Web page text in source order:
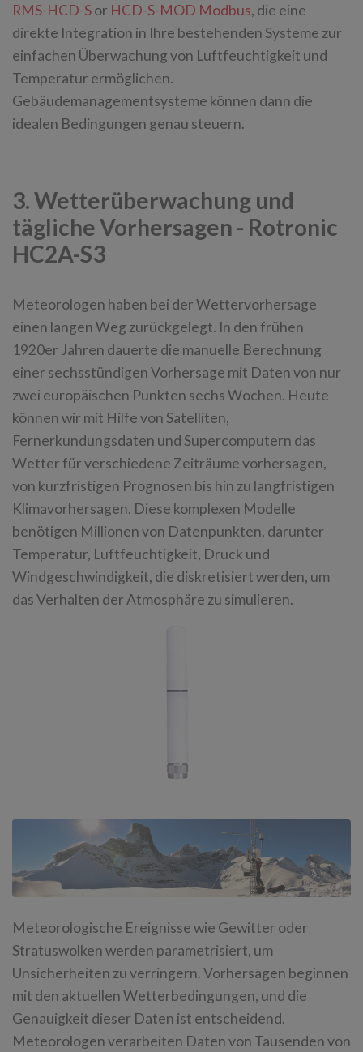
RMS-HCD-Sor HCD-S-MOD Modbus, die eine
direkte Integration in Ihre bestehenden Systeme zur
einfachen Überwachung von Luftfeuchtigkeit und
Temperatur ermöglichen.
Gebäudemanagementsysteme können dann die
idealen Bedingungen genau steuern.
3. Wetterüberwachung und
tägliche Vorhersagen - Rotronic
HC2A-S3
Meteorologen haben bei der Wettervorhersage
einen langen Weg zurückgelegt. In den frühen
1920er Jahren dauerte die manuelle Berechnung
einer sechsstündigen Vorhersage mit Daten von nur
zwei europäischen Punkten sechs Wochen. Heute
können wir mit Hilfe von Satelliten,
Fernerkundungsdaten und Supercomputern das
Wetter für verschiedene Zeiträume vorhersagen,
von kurzfristigen Prognosen bis hin zu langfristigen
Klimavorhersagen. Diese komplexen Modelle
benötigen Millionen von Datenpunkten, darunter
Temperatur, Luftfeuchtigkeit, Druck und
Windgeschwindigkeit, die diskretisiert werden, um
das Verhalten der Atmosphäre zu simulieren.
Meteorologische Ereignisse wie Gewitter oder
Stratuswolken werden parametrisiert, um
Unsicherheiten zu verringern. Vorhersagen beginnen
mit den aktuellen Wetterbedingungen, und die
Genauigkeit dieser Daten ist entscheidend.
Meteorologen verarbeiten Daten von Tausenden von